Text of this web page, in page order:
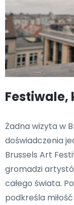
Festiwale,
Żadna wizyta w
doświadczenia
Brussels Art
gromadzi
całego świata.
podkreśla